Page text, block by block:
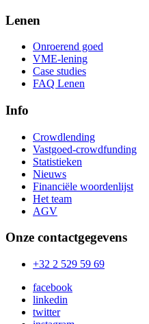
Lenen
Onroerend goed
VME-lening
Case studies
FAQ Lenen
Info
Crowdlending
Vastgoed-crowdfunding
Statistieken
Nieuws
Financiële woordenlijst
Het team
AGV
Onze contactgegevens
+32 2 529 59 69
facebook
linkedin
twitter